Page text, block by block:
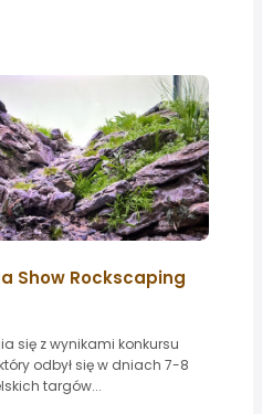
Show Rockscaping
się z wynikami konkursu
odbył się w dniach 7-8
targów...